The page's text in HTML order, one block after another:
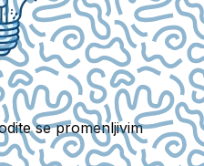
se promenljivim